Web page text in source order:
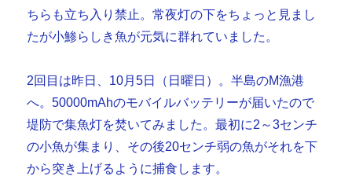
ちらも立ち入り禁止。常夜灯の下をちょっと見まし
たが小鯵らしき魚が元気に群れていました。
2回目は昨日、10月5日（日曜日）。半島のM漁港
へ。50000mAhのモバイルバッテリーが届いたので
堤防で集魚灯を焚いてみました。最初に2～3センチ
の小魚が集まり、その後20センチ弱の魚がそれを下
から突き上げるように捕食します。